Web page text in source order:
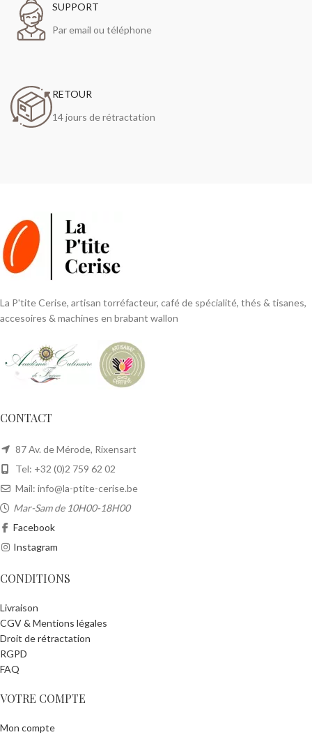
SUPPORT
Par email ou téléphone
RETOUR
14 jours de rétractation
La P'tite Cerise, artisan torréfacteur, café de spécialité, thés & tisanes,
accesoires & machines en brabant wallon
CONTACT
87 Av. de Mérode, Rixensart
Tel: +32 (0)2 759 62 02
Mail: info@la-ptite-cerise.be
Mar-Sam de 10H00-18H00
Facebook
Instagram
CONDITIONS
Livraison
CGV & Mentions légales
Droit de rétractation
RGPD
FAQ
VOTRE COMPTE
Mon compte